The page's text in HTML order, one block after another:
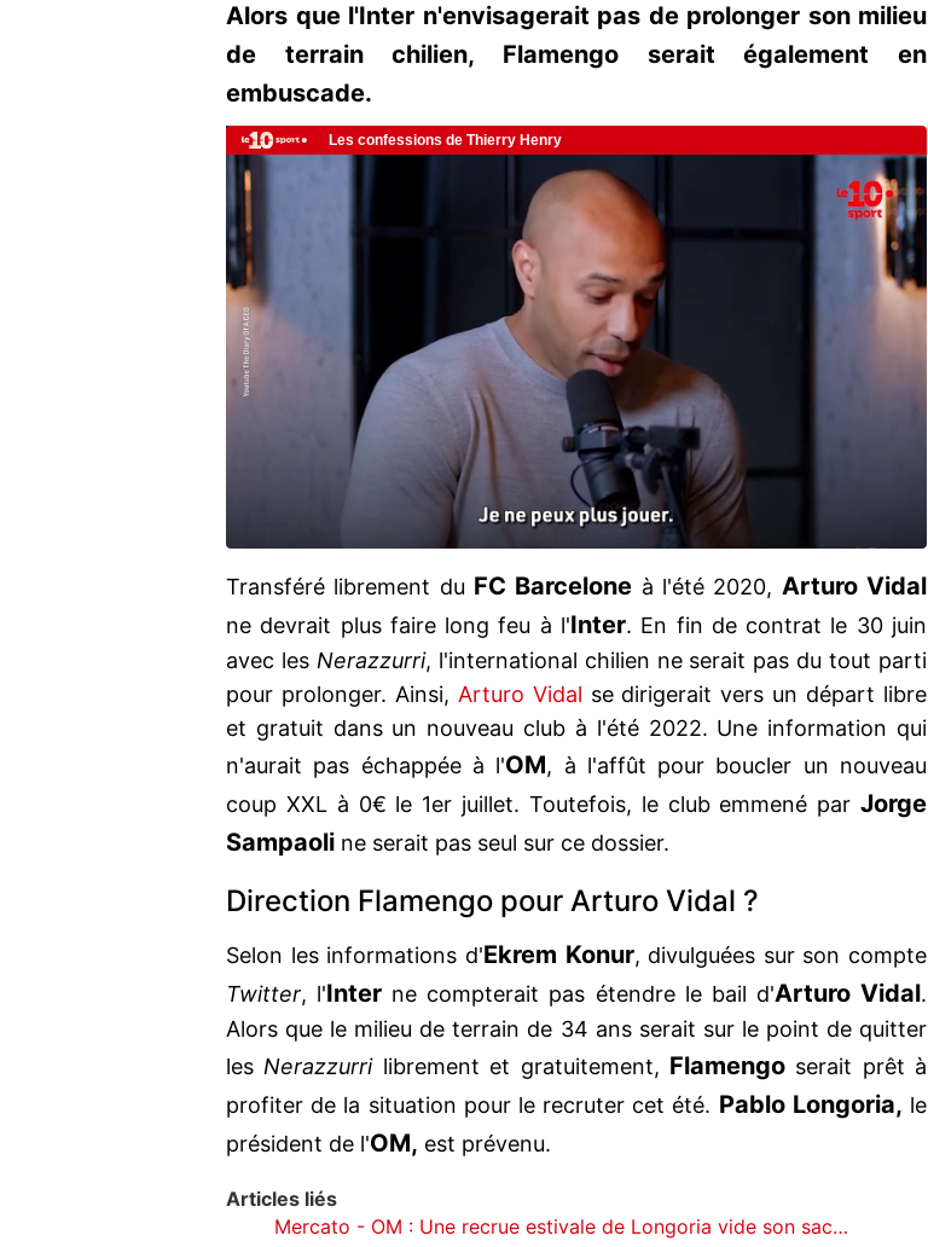
Alors que l'Inter n'envisagerait pas de prolonger son milieu
de terrain chilien, Flamengo serait également en
embuscade.
Transféré librement du FC Barcelone à l'été 2020, Arturo Vidal
ne devrait plus faire long feu à l'Inter. En fin de contrat le 30 juin
avec les Nerazzurri, l'international chilien ne serait pas du tout parti
pour prolonger. Ainsi, Arturo Vidal se dirigerait vers un départ libre
et gratuit dans un nouveau club à l'été 2022. Une information qui
n'aurait pas échappée à l'OM, à l'affût pour boucler un nouveau
coup XXL à 0€ le 1er juillet. Toutefois, le club emmené par Jorge
Sampaoli ne serait pas seul sur ce dossier.
Direction Flamengo pour Arturo Vidal ?
Selon les informations d'Ekrem Konur, divulguées sur son compte
Twitter, l'Inter ne compterait pas étendre le bail d'Arturo Vidal.
Alors que le milieu de terrain de 34 ans serait sur le point de quitter
lesNerazzurrilibrement et gratuitement, Flamengoserait prêt à
profiter de la situation pour le recruter cet été. Pablo Longoria, le
président de l'OM, est prévenu.
Articles liés
Mercato - OM : Une recrue estivale de Longoria vide son sac…